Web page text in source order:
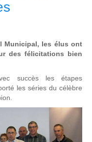
Municipal, les élus ont
des félicitations bien
succès les étapes
les séries du célèbre